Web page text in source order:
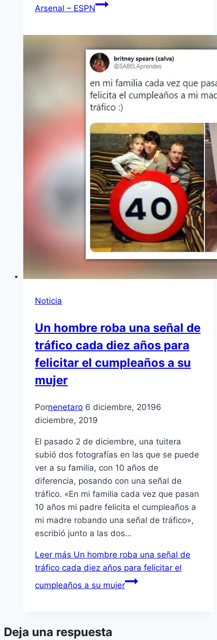
Arsenal – ESPN
Noticia
Un hombre roba una señal de
tráfico cada diez años para
felicitar el cumpleaños a su
mujer
Pornenetaro 6 diciembre, 20196
diciembre, 2019
El pasado 2 de diciembre, una tuitera
subió dos fotografías en las que se puede
ver a su familia, con 10 años de
diferencia, posando con una señal de
tráfico. «En mi familia cada vez que pasan
10 años mi padre felicita el cumpleaños a
mi madre robando una señal de tráfico»,
escribió junto a las dos…
Leer más Un hombre roba una señal de
tráfico cada diez años para felicitar el
cumpleaños a su mujer
Deja una respuesta